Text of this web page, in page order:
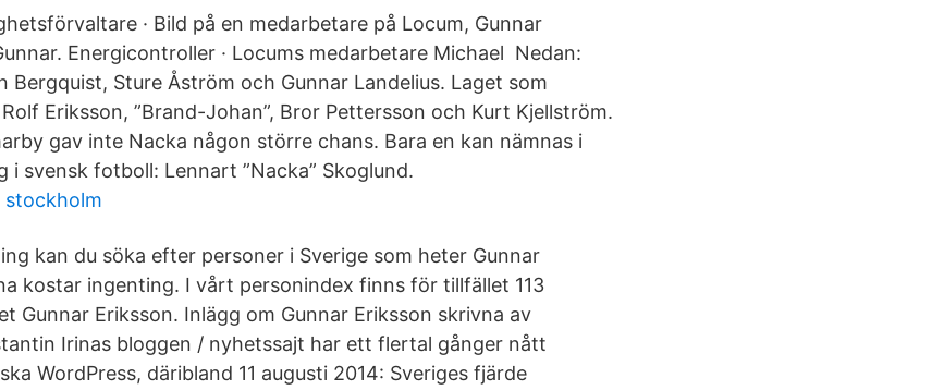
· Bild på en medarbetare på Locum, Gunnar
Energicontroller · Locums medarbetare Michael Nedan:
Bergquist, Sture Åström och Gunnar Landelius. Laget som
Eriksson, ”Brand-Johan”, Bror Pettersson och Kurt Kjellström.
gav inte Nacka någon större chans. Bara en kan nämnas i
i svensk fotboll: Lennart ”Nacka” Skoglund.
stockholm
kan du söka efter personer i Sverige som heter Gunnar
kostar ingenting. I vårt personindex finns för tillfället 113
Gunnar Eriksson. Inlägg om Gunnar Eriksson skrivna av
Irinas bloggen / nyhetssajt har ett flertal gånger nått
WordPress, däribland 11 augusti 2014: Sveriges fjärde